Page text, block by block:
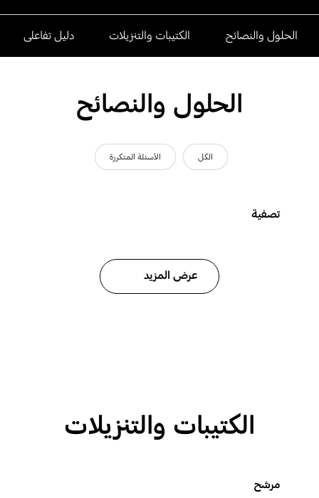
الحلول والنصائح الكتيبات والتنزيلات دليل تفاعلى
الحلول والنصائح
الكل الأسئلة المتكررة
تصفية
عرض المزيد
الكتيبات والتنزيلات
مرشح